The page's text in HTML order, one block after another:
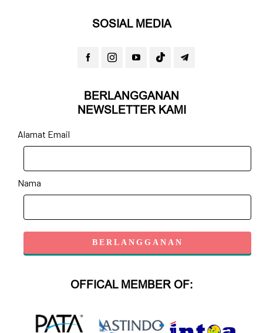
SOSIAL MEDIA
BERLANGGANAN
NEWSLETTER KAMI
Alamat Email
Nama
OFFICAL MEMBER OF: